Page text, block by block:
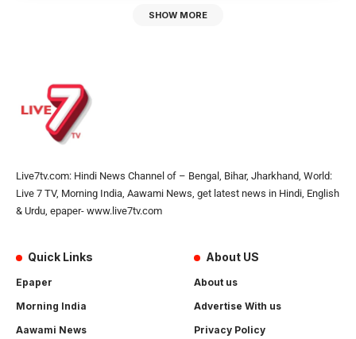
SHOW MORE
Live7tv.com: Hindi News Channel of – Bengal, Bihar, Jharkhand, World:
Live 7 TV, Morning India, Aawami News, get latest news in Hindi, English
& Urdu, epaper- www.live7tv.com
Quick Links
Epaper
Morning India
Aawami News
About US
About us
Advertise With us
Privacy Policy